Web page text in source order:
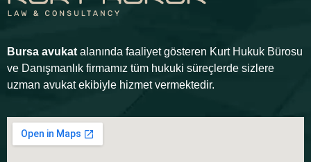
Bursa avukat alanında faaliyet gösteren Kurt Hukuk Bürosu
ve Danışmanlık firmamız tüm hukuki süreçlerde sizlere
uzman avukat ekibiyle hizmet vermektedir.